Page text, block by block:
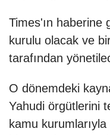
Times'ın haberine
kurulu olacak ve
tarafından
O dönemdeki
Yahudi örgütlerini
kamu